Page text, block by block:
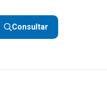
Consultar